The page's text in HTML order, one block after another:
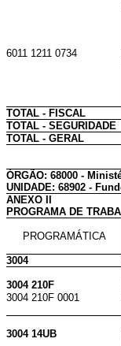
6011 1211 0734
TOTAL - FISCAL
TOTAL - SEGURIDADE
TOTAL - GERAL
ÓRGÃO: 68000 -
UNIDADE: 68902 -
ANEXO II
PROGRAMA DE
PROGRAMÁTICA
3004
3004 210F
3004 210F 0001
3004 14UB